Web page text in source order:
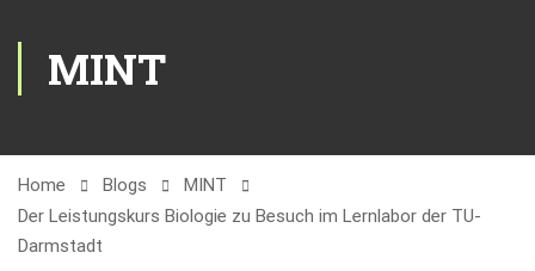
MINT
Home Blogs
MINT
Der Leistungskurs Biologie zu Besuch im Lernlabor der TU-
Darmstadt